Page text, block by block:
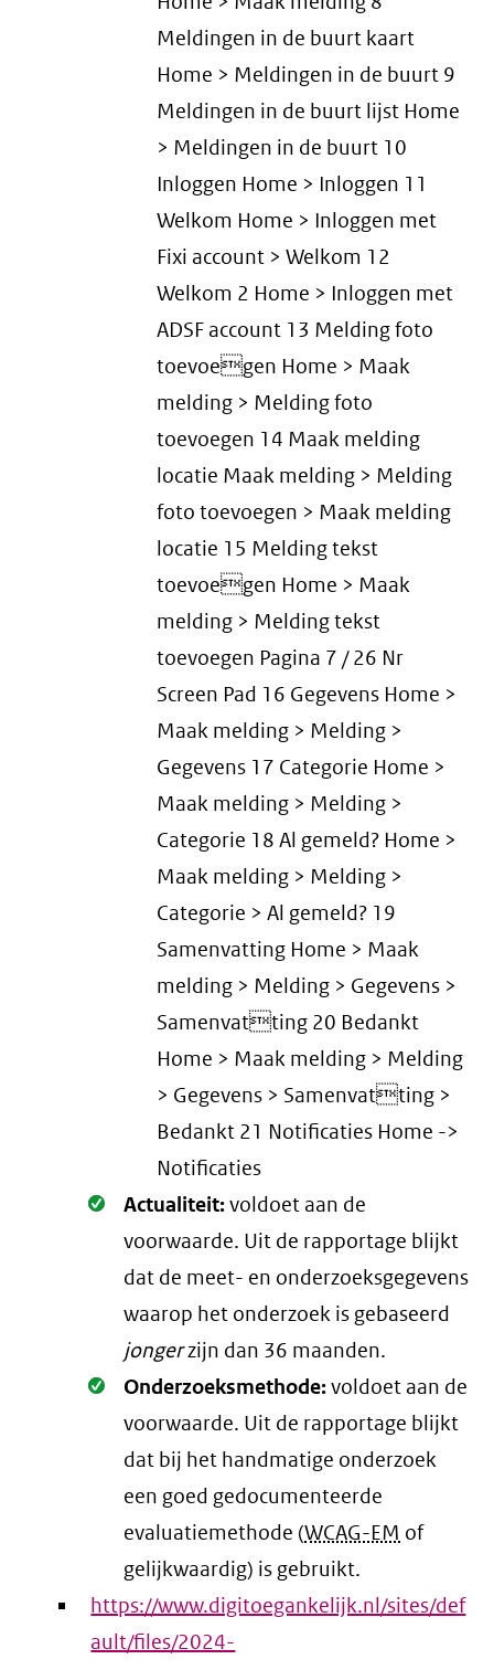
Meldingen in de buurt kaart
Home > Meldingen in de buurt 9
Meldingen in de buurt lijst Home
> Meldingen in de buurt 10
Inloggen Home > Inloggen 11
Welkom Home > Inloggen met
Fixi account > Welkom 12
Welkom 2 Home > Inloggen met
ADSF account 13 Melding foto
toevoegen Home > Maak
melding > Melding foto
toevoegen 14 Maak melding
locatie Maak melding > Melding
foto toevoegen > Maak melding
locatie 15 Melding tekst
toevoegen Home > Maak
melding > Melding tekst
toevoegen Pagina 7 / 26 Nr
Screen Pad 16 Gegevens Home >
Maak melding > Melding >
Gegevens 17 Categorie Home >
Maak melding > Melding >
Categorie 18 Al gemeld? Home >
Maak melding > Melding >
Categorie > Al gemeld? 19
Samenvatting Home > Maak
melding > Melding > Gegevens >
Samenvatting 20 Bedankt
Home > Maak melding > Melding
> Gegevens > Samenvatting >
Bedankt 21 Notificaties Home ->
Notificaties
Oké.
Actualiteit:voldoet aan de
voorwaarde. Uit de rapportage blijkt
dat de meet- en onderzoeksgegevens
waarop het onderzoek is gebaseerd
jongerzijn dan 36 maanden.
Oké.
Onderzoeksmethode:voldoet aan de
voorwaarde. Uit de rapportage blijkt
dat bij het handmatige onderzoek
een goed gedocumenteerde
evaluatiemethode (WCAG-EM of
gelijkwaardig) is gebruikt.
https://www.digitoegankelijk.nl/sites/def
ault/files/2024-